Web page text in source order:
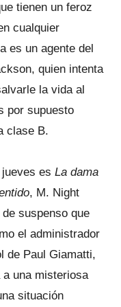
tienen un feroz
cualquier
es un agente del
quien intenta
la vida al
por supuesto
clase B.
es La dama
, M. Night
suspenso que
el administrador
de Paul Giamatti,
una misteriosa
situación